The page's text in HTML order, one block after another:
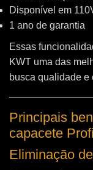
Disponível em
1 ano de garantia
Essas
KWT uma das
busca qualidade e
Principais
capacete
Eliminação